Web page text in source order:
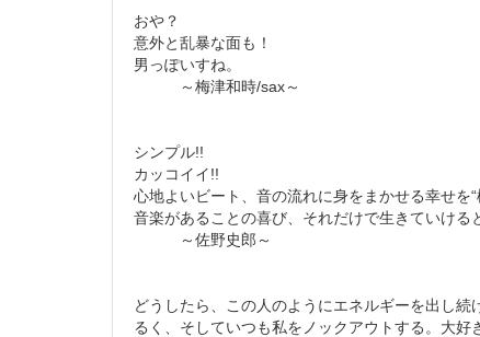
おや？
意外と乱暴な面も！
男っぽいすね。
～梅津和時/sax～
シンプル!!
カッコイイ!!
心地よいビート、音の流れに身をまかせる幸せを
音楽があることの喜び、それだけで生きていける
～佐野史郎～
どうしたら、この人のようにエネルギーを出し
るく、そしていつも私をノックアウトする。大